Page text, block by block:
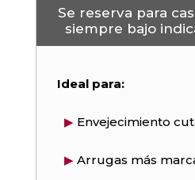
Se reserva para
siempre bajo
Ideal para:
▶Envejecimiento
▶Arrugas más